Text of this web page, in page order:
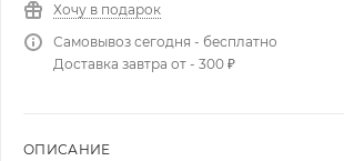
Хочу в подарок
Самовывоз сегодня - бесплатно
Доставка завтра от - 300 ₽
ОПИСАНИЕ